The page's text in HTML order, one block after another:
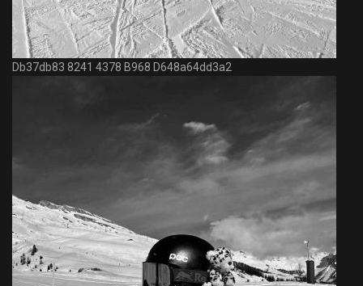
Db37db83 8241 4378 B968 D648a64dd3a2